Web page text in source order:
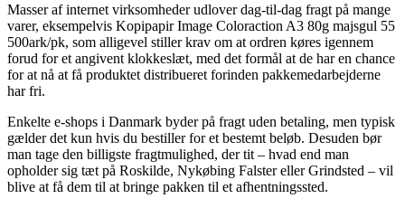
Masser af internet virksomheder udlover dag-til-dag fragt på mange
varer, eksempelvis Kopipapir Image Coloraction A3 80g majsgul 55
500ark/pk, som alligevel stiller krav om at ordren køres igennem
forud for et angivent klokkeslæt, med det formål at de har en chance
for at nå at få produktet distribueret forinden pakkemedarbejderne
har fri.
Enkelte e-shops i Danmark byder på fragt uden betaling, men typisk
gælder det kun hvis du bestiller for et bestemt beløb. Desuden bør
man tage den billigste fragtmulighed, der tit – hvad end man
opholder sig tæt på Roskilde, Nykøbing Falster eller Grindsted – vil
blive at få dem til at bringe pakken til et afhentningssted.